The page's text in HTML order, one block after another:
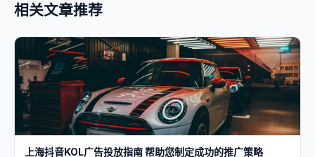
相关文章推荐
上海抖音KOL广告投放指南 帮助您制定成功的推广策略